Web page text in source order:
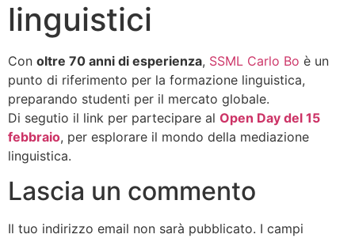
linguistici
Con oltre 70 anni di esperienza, SSML Carlo Bo è un
punto di riferimento per la formazione linguistica,
preparando studenti per il mercato globale.
Di segutio il link per partecipare al Open Day del 15
febbraio, per esplorare il mondo della mediazione
linguistica.
Lascia un commento
Il tuo indirizzo email non sarà pubblicato. I campi